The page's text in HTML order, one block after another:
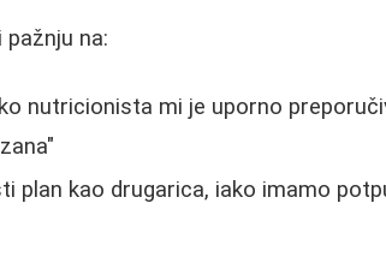
na:
nutricionista mi je uporno
plan kao drugarica, iako imamo